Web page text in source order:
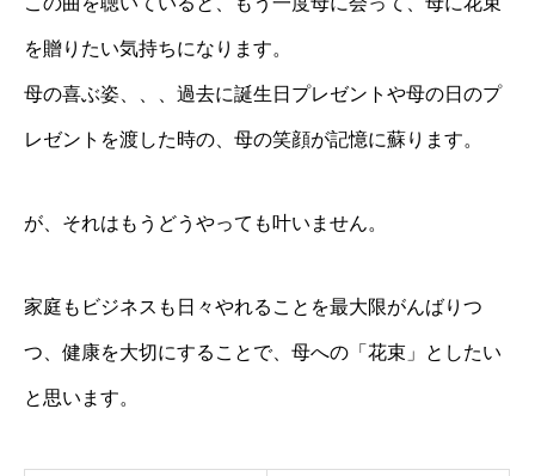
を贈りたい気持ちになります。
母の喜ぶ姿、、、過去に誕生日プレゼントや母の日のプ
レゼントを渡した時の、母の笑顔が記憶に蘇ります。
が、それはもうどうやっても叶いません。
家庭もビジネスも日々やれることを最大限がんばりつ
つ、健康を大切にすることで、母への「花束」としたい
と思います。